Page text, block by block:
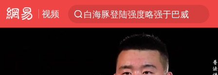
视频
白海豚登陆强度略强于巴威
《披荆斩棘2026》阵容官宣
杭州机场已取消航班388架次